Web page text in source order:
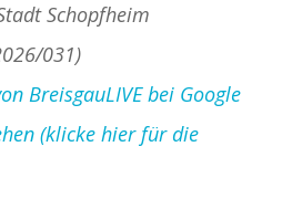
Schopfheim
031)
BreisgauLIVE bei Google
(klicke hier für die